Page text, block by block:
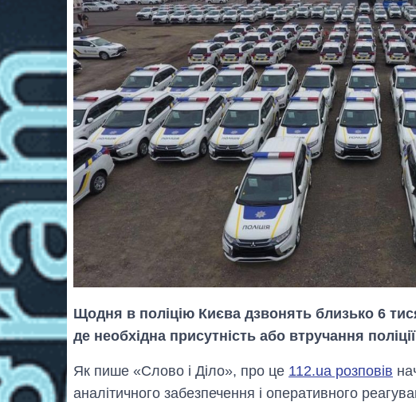
Щодня в поліцію Києва дзвонять близько 6
де необхідна присутність або втручання
Як пише «Слово і Діло», про це 112.ua розповів
аналітичного забезпечення і оперативного